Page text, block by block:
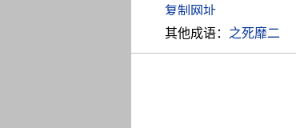
其他成语： 之死靡二